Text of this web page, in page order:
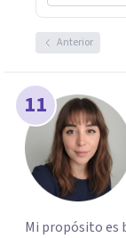
Anterior
11
Mi propósito es